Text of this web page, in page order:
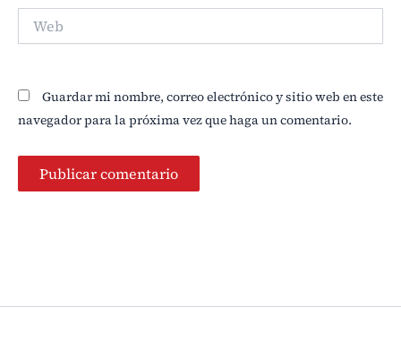
Guardar mi nombre, correo electrónico y sitio web en este
navegador para la próxima vez que haga un comentario.